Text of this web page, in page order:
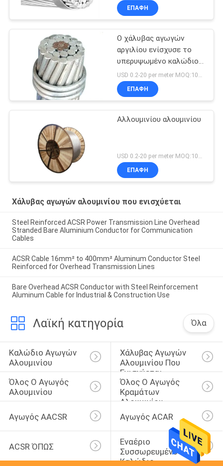
ΕΠΑΦΉ
Ο χάλυβας αγωγών
αργιλίου ενίσχυσε το
υπερυψωμένο καλώδιο
αγωγών ACSR
ΕΠΑΦΉ
Αλλουμινίου αλουμινίου
ΕΠΑΦΉ
Χάλυβας αγωγών αλουμινίου που ενισχύεται
Steel Reinforced ACSR Power Transmission Line Overhead
Stranded Bare Aluminium Conductor for Communication
Cables
ACSR Cable 16mm² to 400mm² Aluminum Conductor Steel
Reinforced for Overhead Transmission Lines
Bare Overhead ACSR Conductor with Steel Reinforcement
Aluminum Cable for Industrial & Construction Use
Λαϊκή κατηγορία Όλα
Καλώδιο Αγωγών
Αλουμινίου
Χάλυβας Αγωγών
Αλουμινίου Που
Ενισχύεται
Όλος Ο Αγωγός
Αλουμινίου
Όλος Ο Αγωγός
Κραμάτων
Αλουμινίου
Αγωγός AACSR
Αγωγός ACAR
ACSR ΌΠΩΣ
Εναέριο
Συσσωρευμένο
Καλώδιο